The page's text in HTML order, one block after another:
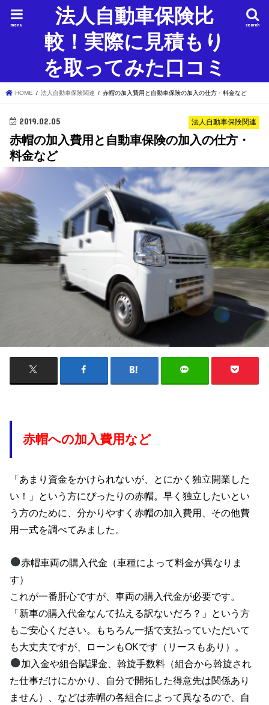
法人自動車保険比
較！実際に見積もり
を取ってみた口コミ
search
menu
HOME 法人自動車保険関連 赤帽の加入費用と自動車保険の加入の仕方・料金など
法人自動車保険関連
2019.02.05
赤帽の加入費用と自動車保険の加入の仕方・
料金など
赤帽への加入費用など
「あまり資金をかけられないが、とにかく独立開業した
い！」という方にぴったりの赤帽。早く独立したいとい
う方のために、分かりやすく赤帽の加入費用、その他費
用一式を調べてみました。
赤帽車両の購入代金（車種によって料金が異なりま
す）
これが一番肝心ですが、車両の購入代金が必要です。
「新車の購入代金なんて払える訳ないだろ？」という方
もご安心ください。もちろん一括で支払っていただいて
も大丈夫ですが、ローンもOKです（リースもあり）。
加入金や組合賦課金、斡旋手数料（組合から斡旋され
た仕事だけにかかり、自分で開拓した得意先は関係あり
ません）、などは赤帽の各組合によって異なるので、自